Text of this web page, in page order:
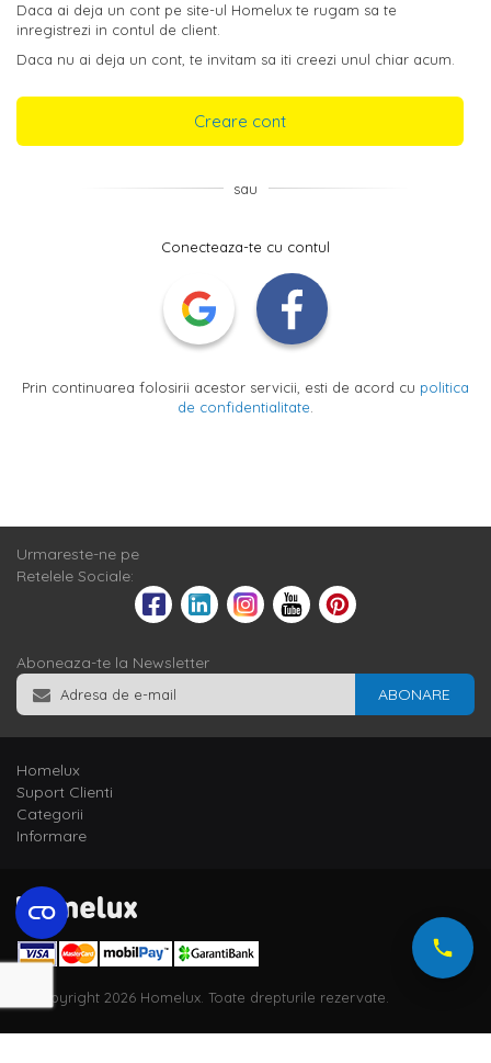
Daca ai deja un cont pe site-ul Homelux te rugam sa te
inregistrezi in contul de client.
Daca nu ai deja un cont, te invitam sa iti creezi unul chiar acum.
Creare cont
sau
Conecteaza-te cu contul
Prin continuarea folosirii acestor servicii, esti de acord cu politica
de confidentialitate
Urmareste-ne pe
Retelele Sociale:
Aboneaza-te la Newsletter
ABONARE
Homelux
Suport Clienti
Categorii
Informare
© Copyright 2026 Homelux. Toate drepturile rezervate.